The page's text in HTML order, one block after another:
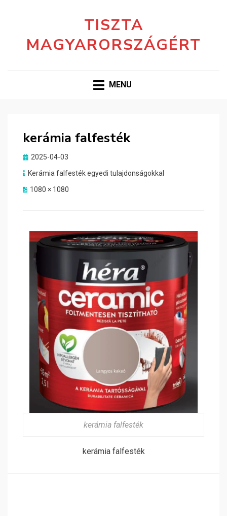
TISZTA
MAGYARORSZÁGÉRT
MENU
kerámia falfesték
Posted
2025-04-03
Kerámia falfesték egyedi tulajdonságokkal
1080 × 1080
kerámia falfesték
kerámia falfesték